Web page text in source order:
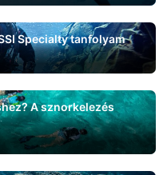
Specialty tanfolyam
A sznorkelezés